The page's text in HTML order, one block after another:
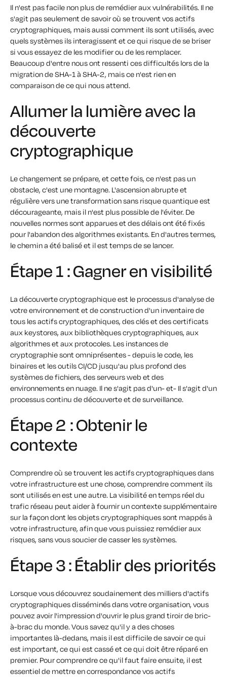
Il n'est pas facile non plus de remédier aux vulnérabilités. Il ne
s'agit pas seulement de savoir où se trouvent vos actifs
cryptographiques, mais aussi comment ils sont utilisés, avec
quels systèmes ils interagissent et ce qui risque de se briser
si vous essayez de les modifier ou de les remplacer.
Beaucoup d'entre nous ont ressenti ces difficultés lors de la
migration de SHA-1 à SHA-2, mais ce n'est rien en
comparaison de ce qui nous attend.
Allumer la lumière avec la
découverte
cryptographique
Le changement se prépare, et cette fois, ce n'est pas un
obstacle, c'est une montagne. L'ascension abrupte et
régulière vers une transformation sans risque quantique est
décourageante, mais il n'est plus possible de l'éviter. De
nouvelles normes sont apparues et des délais ont été fixés
pour l'abandon des algorithmes existants. En d'autres termes,
le chemin a été balisé et il est temps de se lancer.
Étape 1 : Gagner en visibilité
La découverte cryptographique est le processus d'analyse de
votre environnement et de construction d'un inventaire de
tous les actifs cryptographiques, des clés et des certificats
aux keystores, aux bibliothèques cryptographiques, aux
algorithmes et aux protocoles. Les instances de
cryptographie sont omniprésentes - depuis le code, les
binaires et les outils CI/CD jusqu'au plus profond des
systèmes de fichiers, des serveurs web et des
environnements en nuage. Il ne s'agit pas d'un-et- Il s'agit d'un
processus continu de découverte et de surveillance.
Étape 2 : Obtenir le
contexte
Comprendre où se trouvent les actifs cryptographiques dans
votre infrastructure est une chose, comprendre comment ils
sont utilisés en est une autre. La visibilité en temps réel du
trafic réseau peut aider à fournir un contexte supplémentaire
sur la façon dont les objets cryptographiques sont mappés à
votre infrastructure, afin que vous puissiez remédier aux
risques, sans vous soucier de casser les systèmes.
Étape 3 : Établir des priorités
Lorsque vous découvrez soudainement des milliers d'actifs
cryptographiques disséminés dans votre organisation, vous
pouvez avoir l'impression d'ouvrir le plus grand tiroir de bric-
à-brac du monde. Vous savez qu'il y a des choses
importantes là-dedans, mais il est difficile de savoir ce qui
est important, ce qui est cassé et ce qui doit être réparé en
premier. Pour comprendre ce qu'il faut faire ensuite, il est
essentiel de mettre en correspondance vos actifs